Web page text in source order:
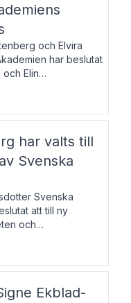
och Elvira
har beslutat
Elin
Akademiens
2026. Priset är
till att lyfta fram
har valts till
Svenska
Svenska
att till ny
och
Hallberg. Hon
Tua Forsström på
att ta sitt inträde vid
Ekblad-